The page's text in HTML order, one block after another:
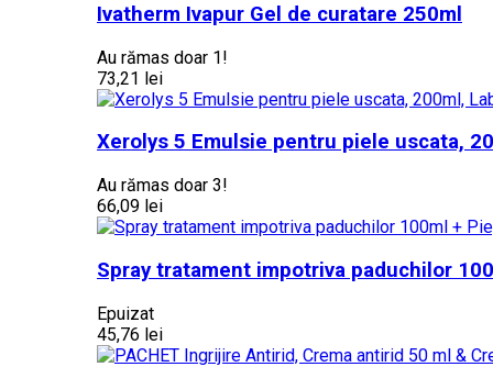
Ivatherm Ivapur Gel de curatare 250ml
Au rămas doar 1!
73,21 lei
Xerolys 5 Emulsie pentru piele uscata,
Au rămas doar 3!
66,09 lei
Spray tratament impotriva paduchilor
Epuizat
45,76 lei